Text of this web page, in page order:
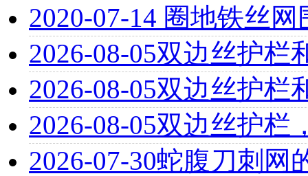
2020-07-14 圈地铁丝
2026-08-05双边丝护栏
2026-08-05双边丝护栏
2026-08-05双边丝护栏
2026-07-30蛇腹刀刺网